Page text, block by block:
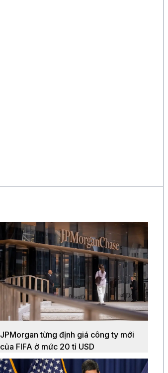
JPMorgan từng định giá công ty mới
của FIFA ở mức 20 tỉ USD